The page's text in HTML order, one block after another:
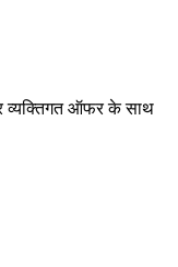
व्यक्तिगत ऑफर के साथ